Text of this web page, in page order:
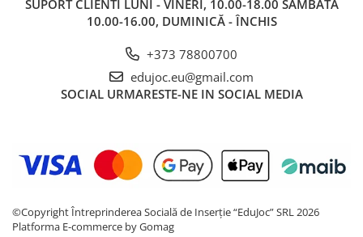
SUPORT CLIENTI LUNI - VINERI, 10.00-18.00 SÂMBĂTĂ
10.00-16.00, DUMINICĂ - ÎNCHIS
+373 78800700
edujoc.eu@gmail.com
SOCIAL URMARESTE-NE IN SOCIAL MEDIA
©Copyright Întreprinderea Socială de Inserție “EduJoc” SRL 2026
Platforma E-commerce by Gomag